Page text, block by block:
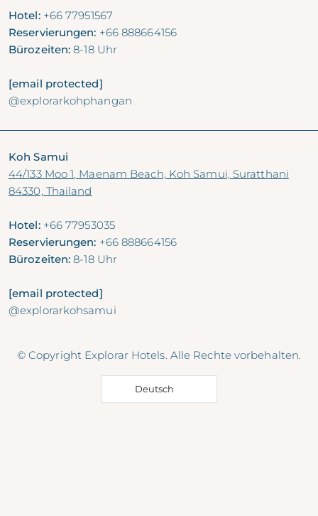
Hotel: +66 77951567
Reservierungen: +66 888664156
Bürozeiten: 8-18 Uhr
[email protected]
@explorarkohphangan
Koh Samui
44/133 Moo 1, Maenam Beach, Koh Samui, Suratthani
84330, Thailand
Hotel: +66 77953035
Reservierungen: +66 888664156
Bürozeiten: 8-18 Uhr
[email protected]
@explorarkohsamui
© Copyright Explorar Hotels. Alle Rechte vorbehalten.
Deutsch